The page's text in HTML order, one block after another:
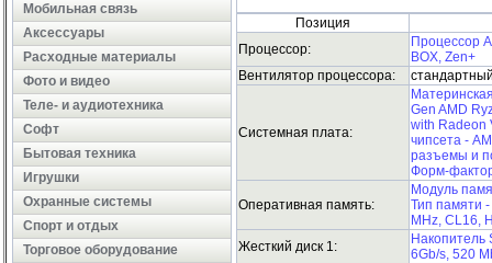
Мобильная связь
Аксессуары
Расходные материалы
Фото и видео
Теле- и аудиотехника
Софт
Бытовая техника
Игрушки
Охранные системы
Cпорт и отдых
Торговое оборудование
Позиция
Процессор:
Процессор
BOX, Zen+
Вентилятор процессора:
Системная плата:
Gen AMD
with Radeon
чипсета -
разъемы и
Форм-
Оперативная память:
Модуль
Тип памяти
MHz, CL16,
Жесткий диск 1:
Накопитель
6Gb/s, 520